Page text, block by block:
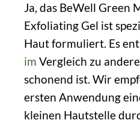
Ja, das BeWell Green
Exfoliating Gel ist
Haut formuliert. Es
im Vergleich zu
schonend ist. Wir
ersten Anwendung
kleinen Hautstelle